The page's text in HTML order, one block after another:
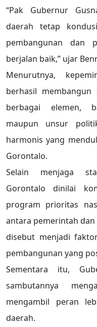
“Pak Gubernur
daerah tetap
pembangunan dan
berjalan baik,” ujar
Menurutnya,
berhasil
berbagai elemen,
maupun unsur
harmonis yang
Gorontalo.
Selain menjaga
Gorontalo dinilai
program prioritas
antara pemerintah
disebut menjadi
pembangunan yang
Sementara itu,
sambutannya
mengambil peran
daerah.